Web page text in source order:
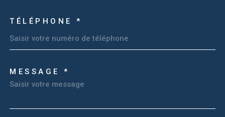
TÉLÉPHONE *
MESSAGE *